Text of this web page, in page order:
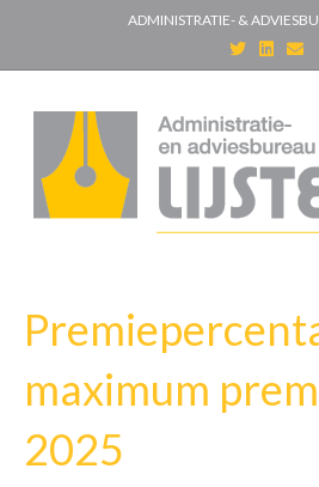
ADMINISTRATIE- &
T
w
i
e
r
n
d
i
n
E
m
a
maximum
2025